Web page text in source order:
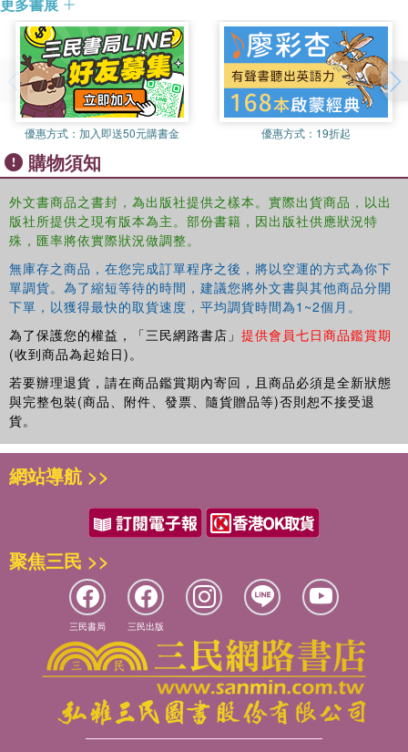
優惠方式： 加入即送50元購書金 優惠方式： 19折起
購物須知
外文書商品之書封，為出版社提供之樣本。實際出貨商品，以出
版社所提供之現有版本為主。部份書籍，因出版社供應狀況特
殊，匯率將依實際狀況做調整。
無庫存之商品，在您完成訂單程序之後，將以空運的方式為你下
單調貨。為了縮短等待的時間，建議您將外文書與其他商品分開
下單，以獲得最快的取貨速度，平均調貨時間為1~2個月。
為了保護您的權益，「三民網路書店」 提供會員七日商品鑑賞期
(收到商品為起始日)。
若要辦理退貨，請在商品鑑賞期內寄回，且商品必須是全新狀態
與完整包裝(商品、附件、發票、隨貨贈品等)否則恕不接受退
貨。
網站導航 >>
聚焦三民 >>
三民書局 三民出版